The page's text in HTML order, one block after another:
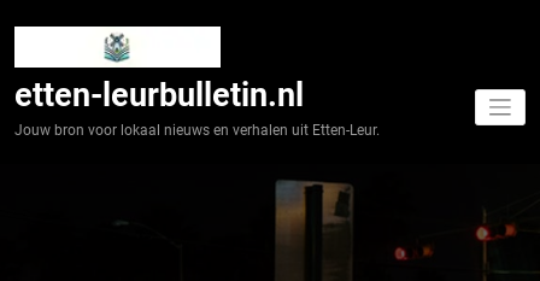
etten-leurbulletin.nl
Jouw bron voor lokaal nieuws en verhalen uit Etten-Leur.